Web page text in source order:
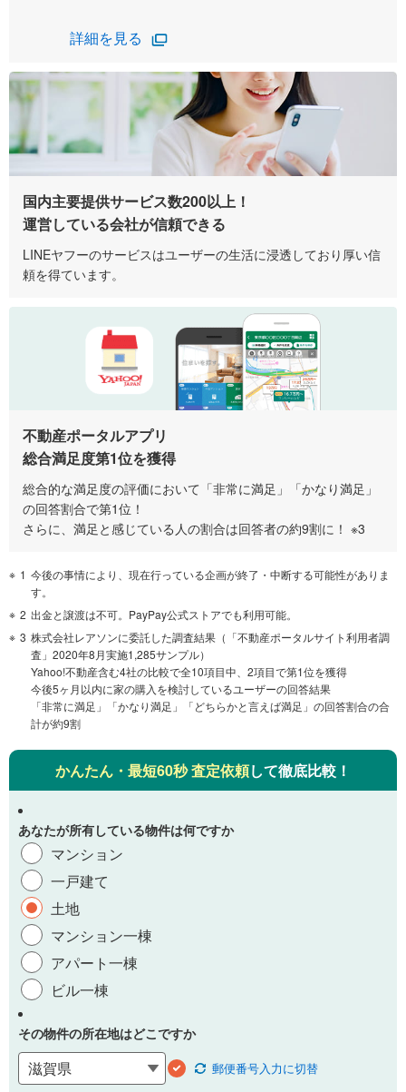
詳細を見る
国内主要提供サービス数200以上！
運営している会社が信頼できる
LINEヤフーのサービスはユーザーの生活に浸透しており厚い信
頼を得ています。
不動産ポータルアプリ
総合満足度第1位を獲得
総合的な満足度の評価において「非常に満足」「かなり満足」
の回答割合で第1位！
さらに、満足と感じている人の割合は回答者の約9割に！ ※3
1 今後の事情により、現在行っている企画が終了・中断する可能性がありま
す。
2 出金と譲渡は不可。PayPay公式ストアでも利用可能。
3 株式会社レアソンに委託した調査結果（「不動産ポータルサイト利用者調
査」2020年8月実施1,285サンプル）
Yahoo!不動産含む4社の比較で全10項目中、2項目で第1位を獲得
今後5ヶ月以内に家の購入を検討しているユーザーの回答結果
「非常に満足」「かなり満足」「どちらかと言えば満足」の回答割合の合
計が約9割
かんたん・最短60秒 査定依頼して徹底比較！
あなたが所有している物件は何ですか
マンション
一戸建て
土地
マンション一棟
アパート一棟
ビル一棟
その物件の所在地はどこですか
郵便番号入力に切替